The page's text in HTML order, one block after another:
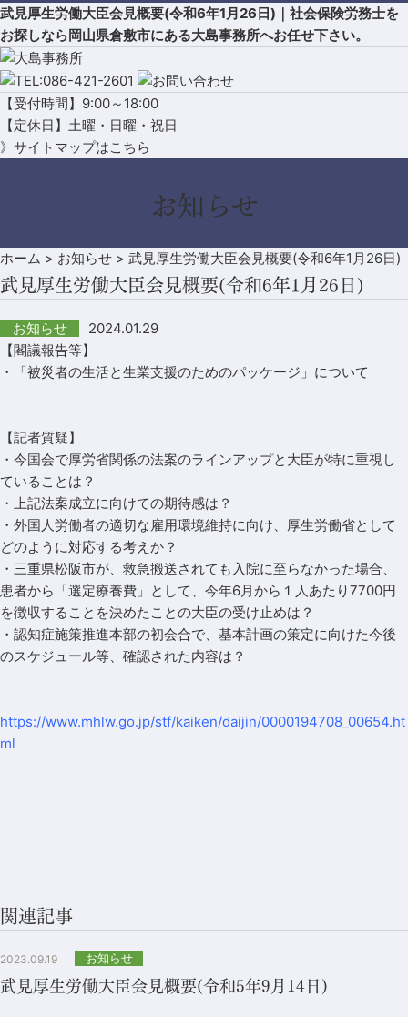
武見厚生労働大臣会見概要(令和6年1月26日)｜社会保険労務士を
お探しなら岡山県倉敷市にある大島事務所へお任せ下さい。
【受付時間】9:00～18:00
【定休日】土曜・日曜・祝日
》サイトマップはこちら
お知らせ
ホーム > お知らせ > 武見厚生労働大臣会見概要(令和6年1月26日)
武見厚生労働大臣会見概要(令和6年1月26日)
お知らせ
2024.01.29
【閣議報告等】
・「被災者の生活と生業支援のためのパッケージ」について
【記者質疑】
・今国会で厚労省関係の法案のラインアップと大臣が特に重視し
ていることは？
・上記法案成立に向けての期待感は？
・外国人労働者の適切な雇用環境維持に向け、厚生労働省として
どのように対応する考えか？
・三重県松阪市が、救急搬送されても入院に至らなかった場合、
患者から「選定療養費」として、今年6月から１人あたり7700円
を徴収することを決めたことの大臣の受け止めは？
・認知症施策推進本部の初会合で、基本計画の策定に向けた今後
のスケジュール等、確認された内容は？
https://www.mhlw.go.jp/stf/kaiken/daijin/0000194708_00654.ht
ml
関連記事
2023.09.19 お知らせ
武見厚生労働大臣会見概要(令和5年9月14日)